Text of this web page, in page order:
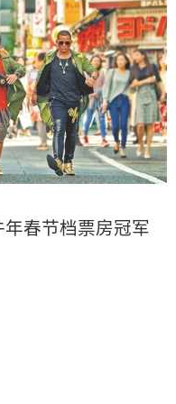
年春节档票房冠军